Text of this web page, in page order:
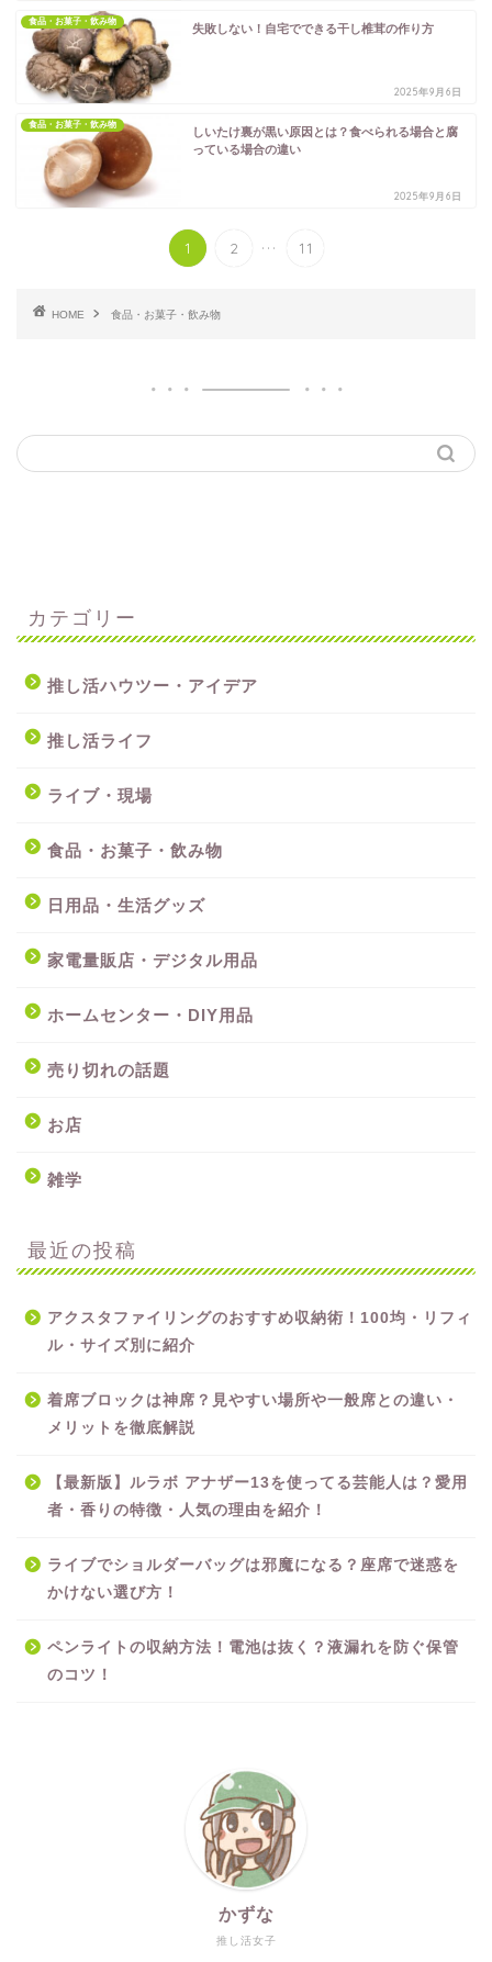
食品・お菓子・飲み物
失敗しない！自宅でできる干し椎茸の作り方
2025年9月6日
食品・お菓子・飲み物
しいたけ裏が黒い原因とは？食べられる場合と腐
っている場合の違い
2025年9月6日
1 2 ... 11
HOME 食品・お菓子・飲み物
カテゴリー
推し活ハウツー・アイデア
推し活ライフ
ライブ・現場
食品・お菓子・飲み物
日用品・生活グッズ
家電量販店・デジタル用品
ホームセンター・DIY用品
売り切れの話題
お店
雑学
最近の投稿
アクスタファイリングのおすすめ収納術！100均・リフィ
ル・サイズ別に紹介
着席ブロックは神席？見やすい場所や一般席との違い・
メリットを徹底解説
【最新版】ルラボ アナザー13を使ってる芸能人は？愛用
者・香りの特徴・人気の理由を紹介！
ライブでショルダーバッグは邪魔になる？座席で迷惑を
かけない選び方！
ペンライトの収納方法！電池は抜く？液漏れを防ぐ保管
のコツ！
推し活女子
かずな